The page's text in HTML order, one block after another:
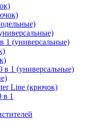
1 (универсальные)
1 (универсальные)
Line (крючок)
в 1